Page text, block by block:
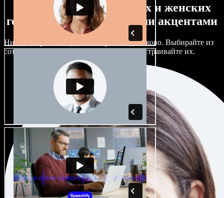
Большой выбор мужских и женских
голосов с самыми разными акцентами
Ни один проект не должен звучать одинаково. Выбирайте из
сотен ИИ‑голосов и акцентов и тонко настраивайте их.